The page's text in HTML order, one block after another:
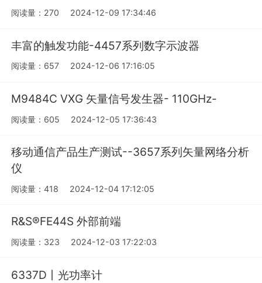
阅读量：270 2024-12-09 17:34:46
丰富的触发功能-4457系列数字示波器
阅读量：657 2024-12-06 17:16:05
M9484C VXG 矢量信号发生器- 110GHz-
阅读量：605 2024-12-05 17:36:43
移动通信产品生产测试--3657系列矢量网络分析
仪
阅读量：418 2024-12-04 17:12:05
R&S®FE44S 外部前端
阅读量：323 2024-12-03 17:22:03
6337D丨光功率计